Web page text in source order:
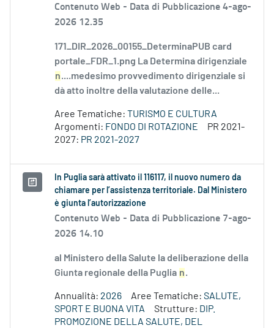
Contenuto Web - Data di Pubblicazione 4-ago-
2026 12.35
171_DIR_2026_00155_DeterminaPUB card
portale_FDR_1.png La Determina dirigenziale
n....medesimo provvedimento dirigenziale si
dà atto inoltre della valutazione delle...
Aree Tematiche: TURISMO E CULTURA
Argomenti: FONDO DI ROTAZIONE
PR 2021-
2027: PR 2021-2027
In Puglia sarà attivato il 116117, il nuovo numero da
chiamare per l’assistenza territoriale. Dal Ministero
è giunta l’autorizzazione
Contenuto Web - Data di Pubblicazione 7-ago-
2026 14.10
al Ministero della Salute la deliberazione della
Giunta regionale della Puglia n.
Annualità: 2026 Aree Tematiche: SALUTE,
SPORT E BUONA VITA
Strutture: DIP.
PROMOZIONE DELLA SALUTE, DEL